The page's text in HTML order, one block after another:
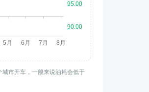
市开车，一般来说油耗会低于